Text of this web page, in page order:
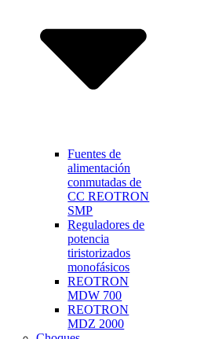
Fuentes de
alimentación
conmutadas de
CC REOTRON
SMP
Reguladores de
potencia
tiristorizados
monofásicos
REOTRON
MDW 700
REOTRON
MDZ 2000